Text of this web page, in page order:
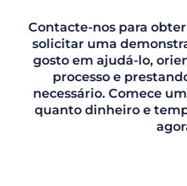
Contacte-nos para
solicitar uma
gosto em ajudá-lo,
processo e
necessário. Comece
quanto dinheiro e